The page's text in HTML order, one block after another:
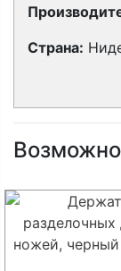
Страна: